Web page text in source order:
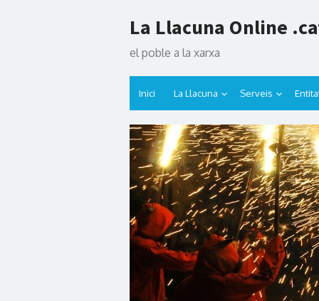
to
La Llacuna Online
el poble a la xarxa
Inici La Llacuna Serveis